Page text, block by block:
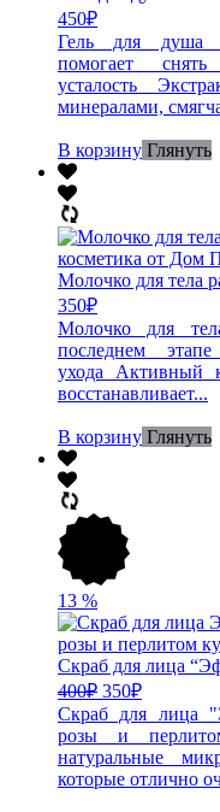
450₽
Гель для душа
помогает
усталость
минералами,
В корзину Глянуть
Молочко для тела
350₽
Молочко для
последнем
ухода Активный
восстанавливает...
В корзину Глянуть
13 %
Скраб для лица
400₽ 350₽
Скраб для лица
розы и
натуральные
которые отлично